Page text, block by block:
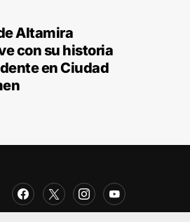
Altamira
con su historia
en Ciudad